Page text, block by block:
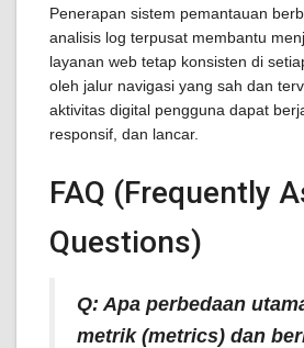
Penerapan sistem pemantauan
analisis log terpusat membantu
layanan web tetap konsisten di
oleh jalur navigasi yang sah dan
aktivitas digital pengguna dapat
responsif, dan lancar.
FAQ (Frequently
Questions)
Q: Apa perbedaan
metrik (metrics) dan